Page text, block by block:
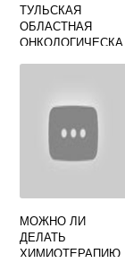
ТУЛЬСКАЯ
ОБЛАСТНАЯ
ОНКОЛОГИЧЕСКА
МОЖНО ЛИ
ДЕЛАТЬ
ХИМИОТЕРАПИЮ